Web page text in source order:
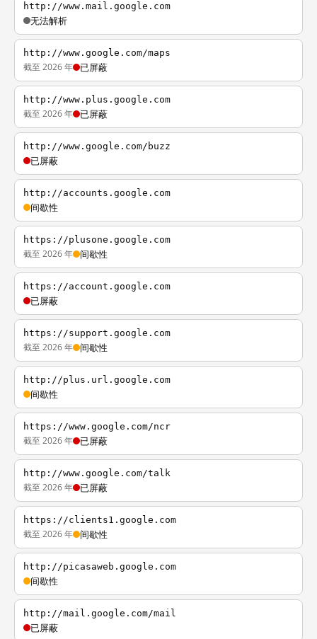
http://www.mail.google.com
无法解析
http://www.google.com/maps
截至 2026 年 已屏蔽
http://www.plus.google.com
截至 2026 年 已屏蔽
http://www.google.com/buzz
已屏蔽
http://accounts.google.com
间歇性
https://plusone.google.com
截至 2026 年 间歇性
https://account.google.com
已屏蔽
https://support.google.com
截至 2026 年 间歇性
http://plus.url.google.com
间歇性
https://www.google.com/ncr
截至 2026 年 已屏蔽
http://www.google.com/talk
截至 2026 年 已屏蔽
https://clients1.google.com
截至 2026 年 间歇性
http://picasaweb.google.com
间歇性
http://mail.google.com/mail
已屏蔽